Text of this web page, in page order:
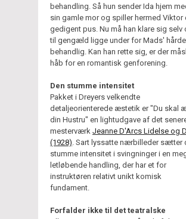
behandling. Så hun sender Ida hjem
sin gamle mor og spiller hermed Viktor
gedigent pus. Nu må han klare sig selv
til gengæld ligge under for Mads' hårde
behandlig. Kan han rette sig, er der
håb for en romantisk genforening.
Den stumme intensitet
Pakket i Dreyers velkendte
detaljeorienterede æstetik er "Du skal
din Hustru" en lightudgave af det
mesterværk Jeanne D'Arcs Lidelse og
(1928) . Sart lyssatte nærbilleder sætter
stumme intensitet i svingninger i en
letløbende handling, der har et for
instruktøren relativt unikt komisk
fundament.
Forfalder ikke til det teatralske